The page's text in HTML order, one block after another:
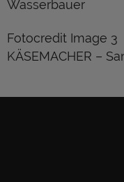
Wasserbauer
Fotocredit
KÄSEMACHER –